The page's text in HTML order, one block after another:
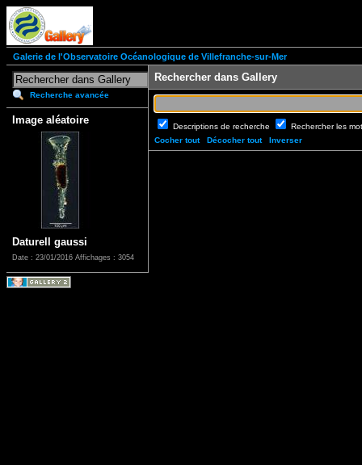
Galerie de l'Observatoire Océanologique de Villefranche-sur-Mer
Recherche avancée
Image aléatoire
Daturell gaussi
Date : 23/01/2016 Affichages : 3054
Rechercher dans Gallery
Descriptions de recherche
Rechercher les
Cocher tout
Décocher tout Inverser